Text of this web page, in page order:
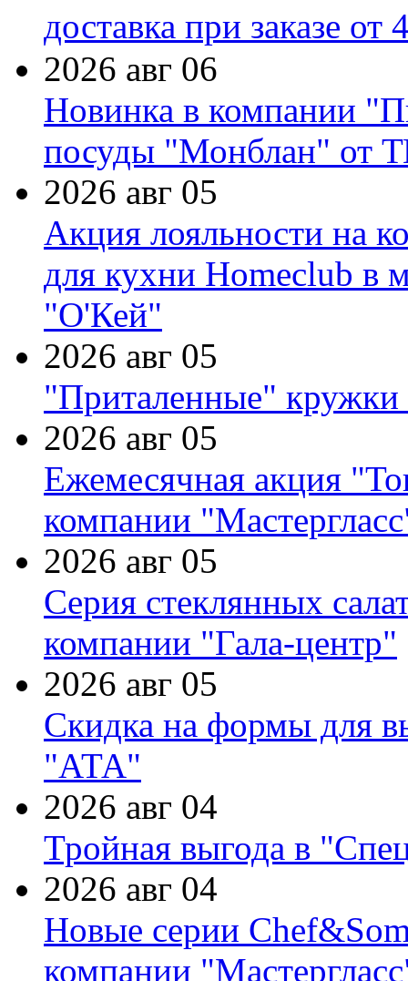
доставка при заказе от
2026 авг 06
Новинка в компании
посуды "Монблан" от
2026 авг 05
Акция лояльности на
для кухни Homeclub в
"О'Кей"
2026 авг 05
"Приталенные" кружки
2026 авг 05
Ежемесячная акция
компании
2026 авг 05
Серия стеклянных
компании "Гала-центр"
2026 авг 05
Скидка на формы для
"АТА"
2026 авг 04
Тройная выгода в
2026 авг 04
Новые серии
компании